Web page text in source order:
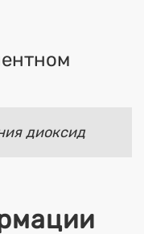
диоксид